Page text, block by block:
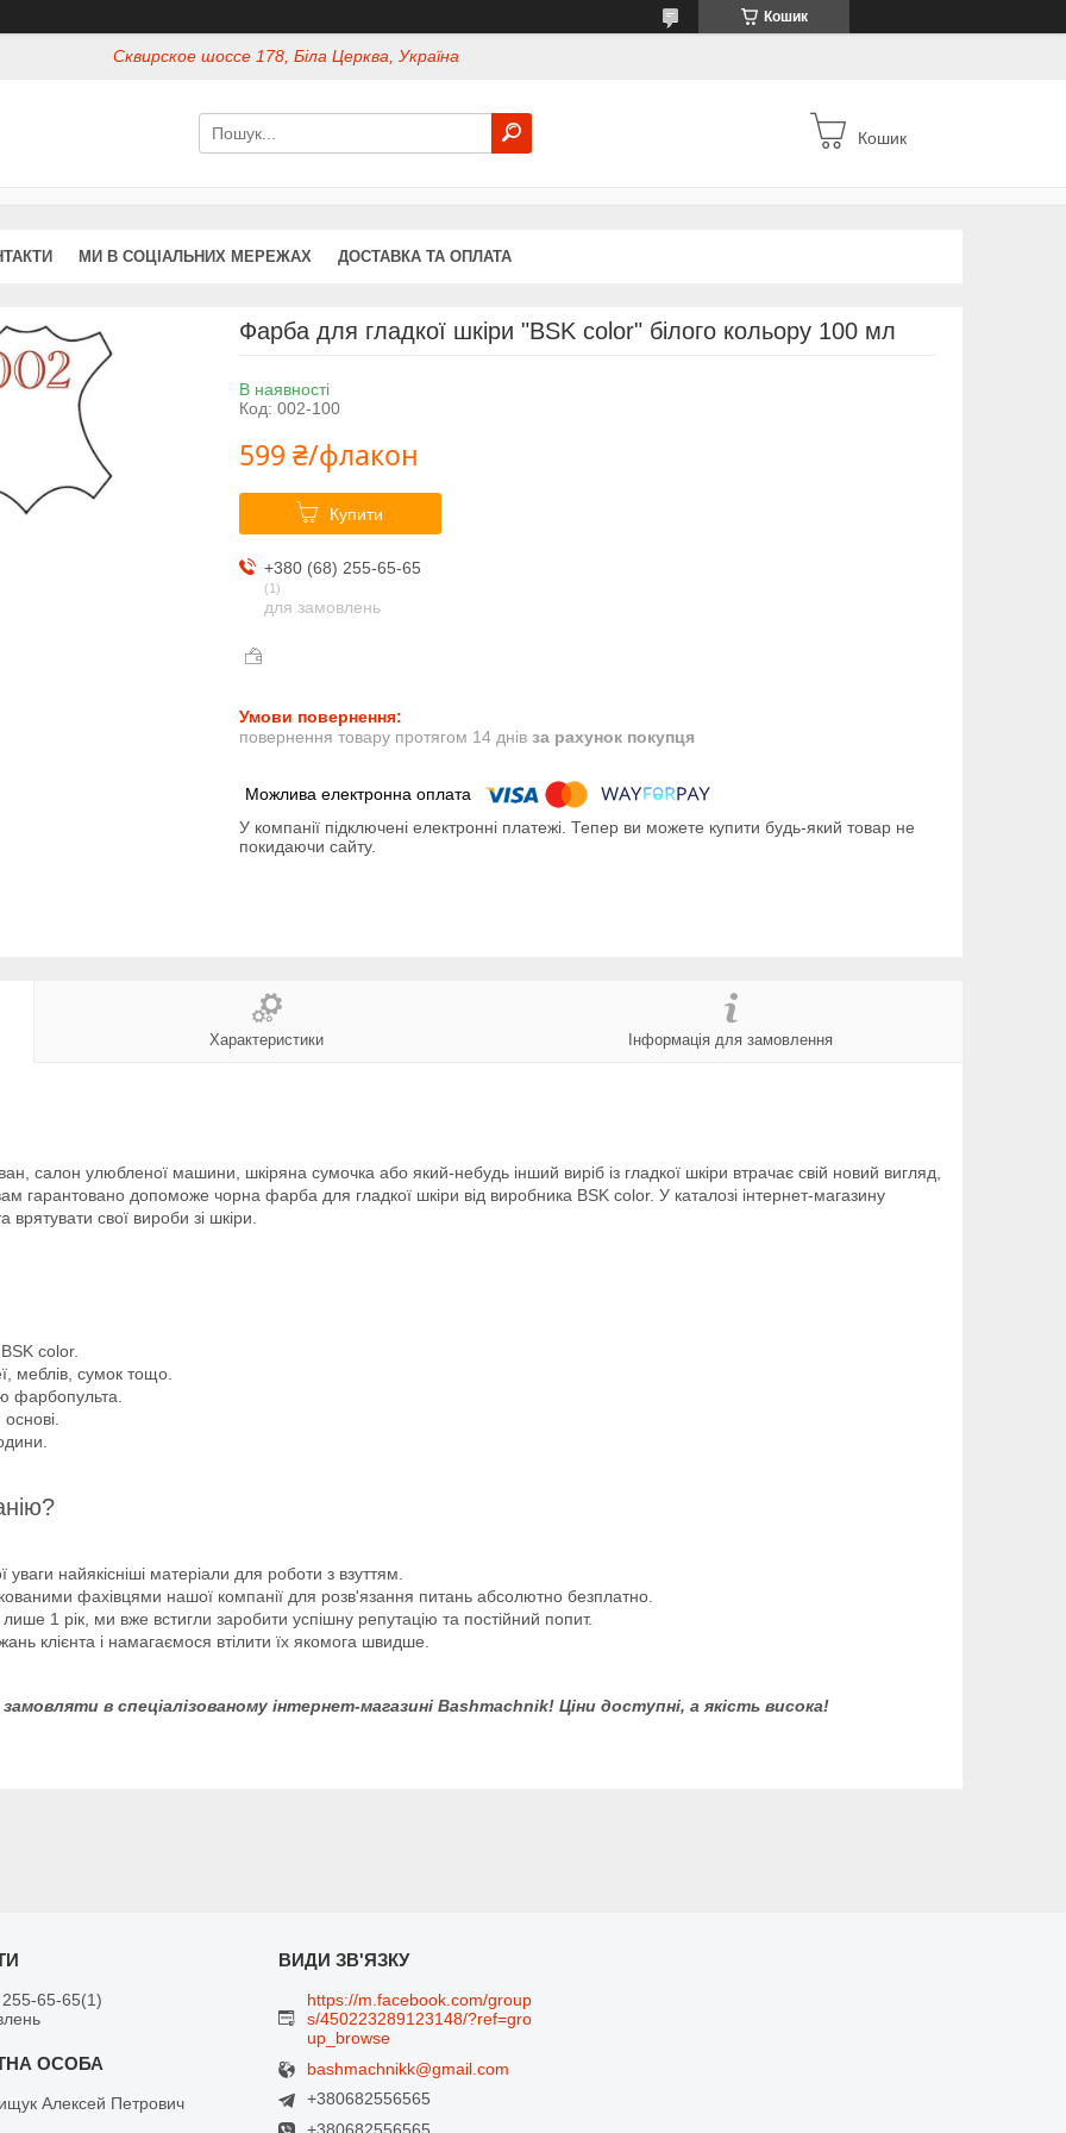
Кошик
Сквирское шоссе 178, Біла Церква, Україна
Кошик
МИ В СОЦІАЛЬНИХ МЕРЕЖАХ ДОСТАВКА ТА ОПЛАТА
Фарба для гладкої шкіри "BSK color" білого кольору 100 мл
В наявності
Код: 002-100
599 ₴/флакон
Купити
+380 (68) 255-65-65
1
для замовлень
повернення товару протягом 14 днів за рахунок покупця
У компанії підключені електронні платежі. Тепер ви можете купити будь-який товар не
покидаючи сайту.
Характеристики Інформація для замовлення
салон улюбленої машини, шкіряна сумочка або який-небудь інший виріб із гладкої шкіри втрачає свій новий вигляд,
гарантовано допоможе чорна фарба для гладкої шкіри від виробника BSK color. У каталозі інтернет-магазину
свої вироби зі шкіри.
color.
меблів, сумок тощо.
фарбопульта.
найякісніші матеріали для роботи з взуттям.
фахівцями нашої компанії для розв'язання питань абсолютно безплатно.
1 рік, ми вже встигли заробити успішну репутацію та постійний попит.
клієнта і намагаємося втілити їх якомога швидше.
в спеціалізованому інтернет-магазині Bashmachnik! Ціни доступні, а якість висока!
65-65 1
Алексей Петрович
https://m.facebook.com/group
s/450223289123148/?ref=gro
up_browse
bashmachnikk@gmail.com
+380682556565
+380682556565